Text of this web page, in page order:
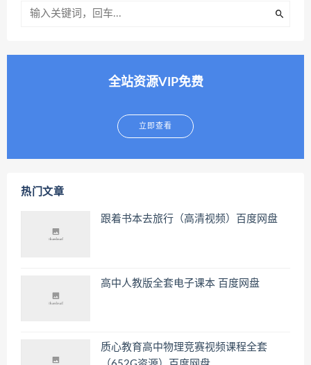
全站资源VIP免费
立即查看
热门文章
跟着书本去旅行（高清视频）百度网盘
高中人教版全套电子课本 百度网盘
质心教育高中物理竞赛视频课程全套